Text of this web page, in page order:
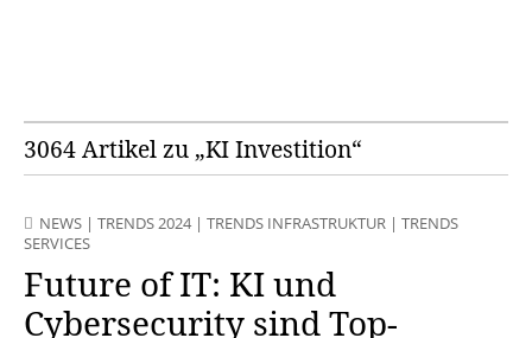
3064 Artikel zu „KI Investition“
NEWS | TRENDS 2024| TRENDS INFRASTRUKTUR | TRENDS
SERVICES
Future of IT: KI und
Cybersecurity sind Top-